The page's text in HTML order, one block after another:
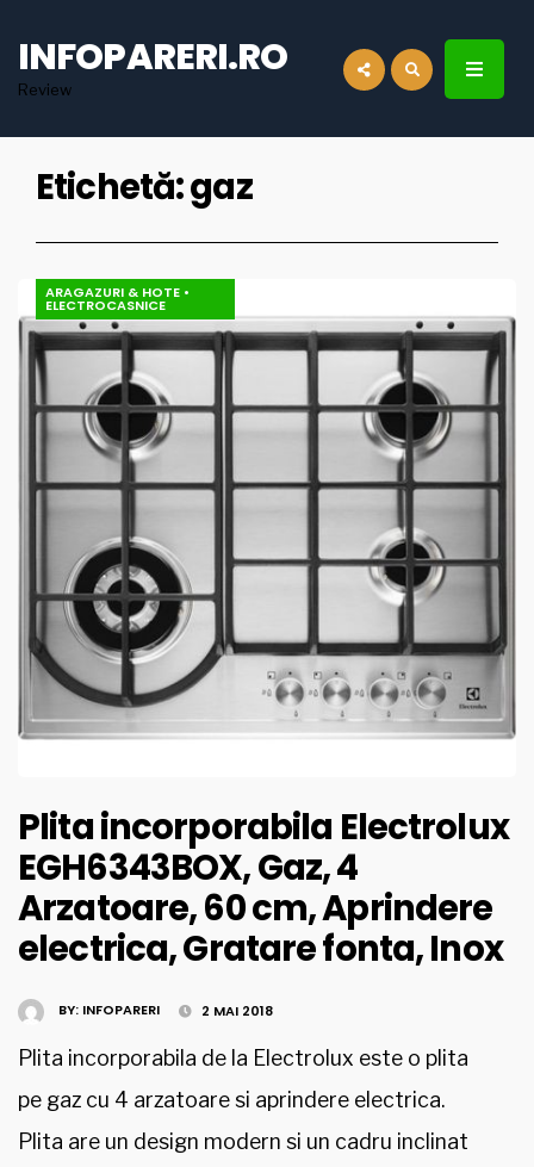
INFOPARERI.RO
Review
Etichetă:gaz
ARAGAZURI & HOTE •
ELECTROCASNICE
Plita incorporabila Electrolux
EGH6343BOX, Gaz, 4
Arzatoare, 60 cm, Aprindere
electrica, Gratare fonta, Inox
BY: INFOPARERI 2 MAI 2018
Plita incorporabila de la Electrolux este o plita
pe gaz cu 4 arzatoare si aprindere electrica.
Plita are un design modern si un cadru inclinat